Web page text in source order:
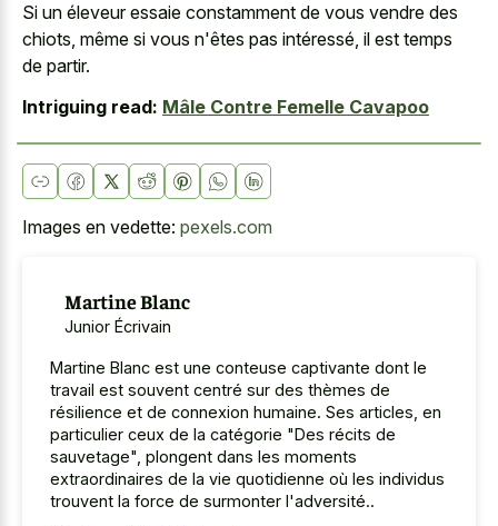
Si un éleveur essaie constamment de vous vendre des
chiots, même si vous n'êtes pas intéressé, il est temps
de partir.
Intriguing read: Mâle Contre Femelle Cavapoo
Images en vedette: pexels.com
Martine Blanc
Junior Écrivain
Martine Blanc est une conteuse captivante dont le
travail est souvent centré sur des thèmes de
résilience et de connexion humaine. Ses articles, en
particulier ceux de la catégorie "Des récits de
sauvetage", plongent dans les moments
extraordinaires de la vie quotidienne où les individus
trouvent la force de surmonter l'adversité..